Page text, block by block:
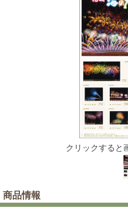
クリックすると
商品情報